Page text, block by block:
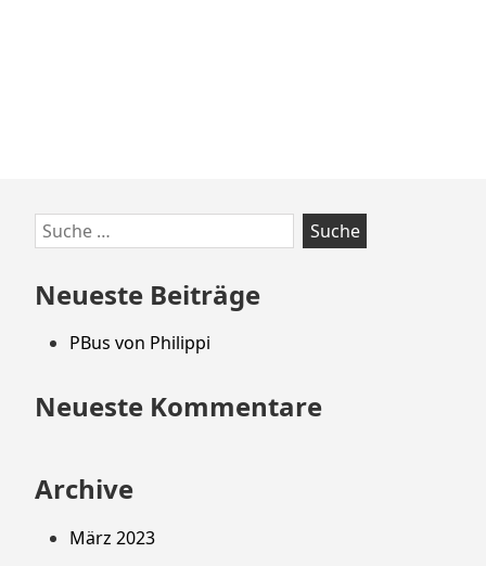
Zum
Footer
springen
Suche
nach:
Neueste Beiträge
PBus von Philippi
Neueste Kommentare
Archive
März 2023